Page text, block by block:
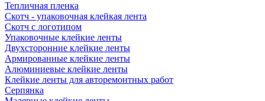
Тепличная пленка
Скотч - упаковочная клейкая лента
Скотч с логотипом
Упаковочные клейкие ленты
Двухсторонние клейкие ленты
Армированные клейкие ленты
Алюминиевые клейкие ленты
Клейкие ленты для авторемонтных работ
Серпянка